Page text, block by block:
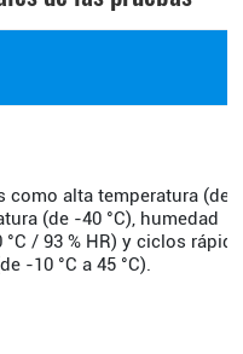
como alta temperatura (de
(de -40 °C), humedad
/ 93 % HR) y ciclos
-10 °C a 45 °C).